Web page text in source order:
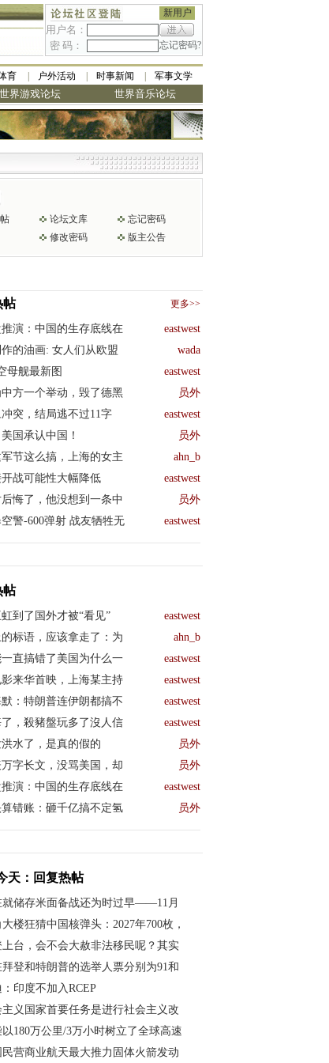
新用户
用户名：
密 码：
忘记密码?
育 户外活动 时事新闻 军事文学
世界游戏论坛 世界音乐论坛
论坛文库
忘记密码
修改密码 版主公告
帖 更多>>
演：中国的生存底线在 eastwest
的油画: 女人们从欧盟 wada
母舰最新图 eastwest
方一个举动，毁了德黑 员外
突，结局逃不过11字 eastwest
国承认中国！ 员外
节这么搞，上海的女主 ahn_b
战可能性大幅降低 eastwest
悔了，他没想到一条中 员外
警-600弹射 战友牺牲无 eastwest
帖
到了国外才被“看见” eastwest
标语，应该拿走了：为 ahn_b
直搞错了美国为什么一 eastwest
来华首映，上海某主持 eastwest
：特朗普连伊朗都搞不 eastwest
，殺豬盤玩多了沒人信 eastwest
水了，是真的假的 员外
字长文，没骂美国，却 员外
演：中国的生存底线在 eastwest
错账：砸千亿搞不定氢 员外
天：回复热帖
就储存米面备战还为时过早——11月
楼狂猜中国核弹头：2027年700枚，
上台，会不会大赦非法移民呢？其实
登和特朗普的选举人票分别为91和
印度不加入RCEP
主义国家首要任务是进行社会主义改
180万公里/3万小时树立了全球高速
民营商业航天最大推力固体火箭发动